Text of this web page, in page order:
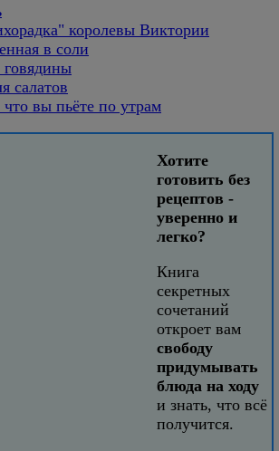
королевы Виктории
в соли
салатов
вы пьёте по утрам
Хотите
готовить без
рецептов -
уверенно и
легко?
Книга
секретных
сочетаний
откроет вам
свободу
придумывать
блюда на ходу
и знать, что всё
получится.